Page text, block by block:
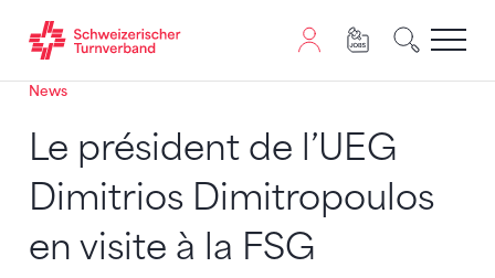
Zum Inhalt springen
Zur Sitemap navigieren
Zum Navigieren dieser Seite wird JavaScript benötigt.
News
Le président de l’UEG
Dimitrios Dimitropoulos
en visite à la FSG